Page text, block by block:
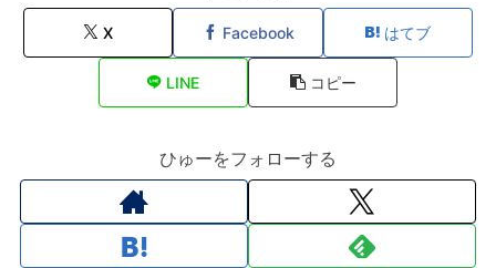
X Facebook はてブ
LINE コピー
ひゅーをフォローする